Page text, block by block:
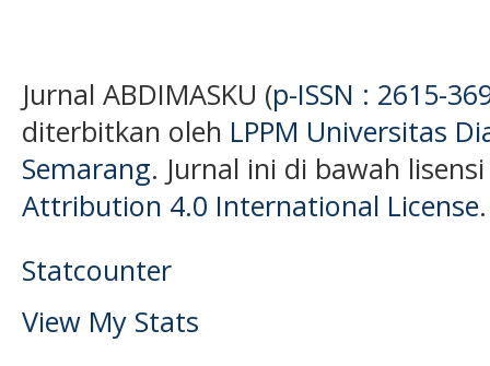
Jurnal ABDIMASKU (p-ISSN : 2615-
diterbitkan oleh LPPM Universitas
Semarang. Jurnal ini di bawah
Attribution 4.0 International License.
Statcounter
View My Stats